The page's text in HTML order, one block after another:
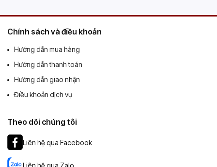
Chính sách và điều khoản
Hướng dẫn mua hàng
Hướng dẫn thanh toán
Hướng dẫn giao nhận
Điều khoản dịch vụ
Theo dõi chúng tôi
Liên hệ qua Facebook
Liên hệ qua Zalo